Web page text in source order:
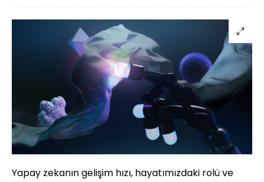
Yapay zekanın gelişim hızı, hayatımızdaki rolü ve